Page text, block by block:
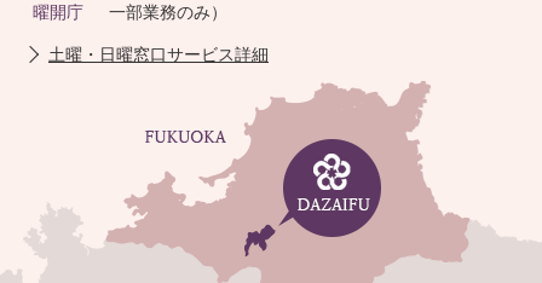
曜開庁
一部業務のみ）
土曜・日曜窓口サービス詳細